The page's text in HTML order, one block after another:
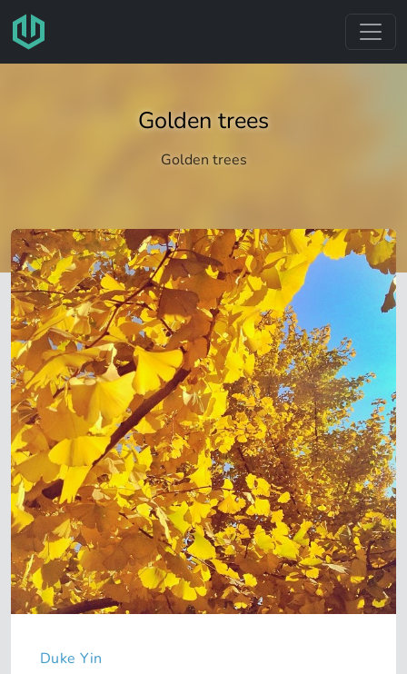
跳转至主要内容
Golden trees
Golden trees
Duke Yin